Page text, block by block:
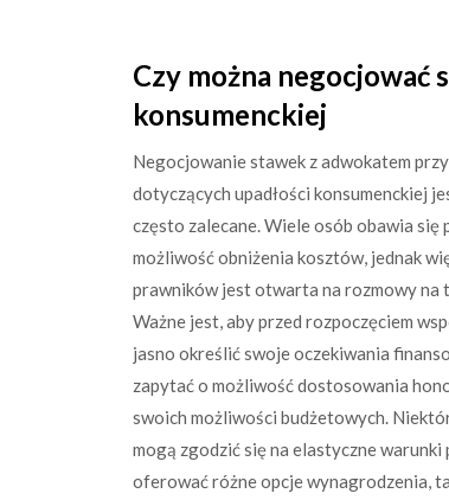
Czy można negocjować
konsumenckiej
Negocjowanie stawek z adwokatem
dotyczących upadłości konsumenckiej
często zalecane. Wiele osób obawia się
możliwość obniżenia kosztów, jednak
prawników jest otwarta na rozmowy na
Ważne jest, aby przed rozpoczęciem
jasno określić swoje oczekiwania
zapytać o możliwość dostosowania
swoich możliwości budżetowych.
mogą zgodzić się na elastyczne warunki
oferować różne opcje wynagrodzenia,